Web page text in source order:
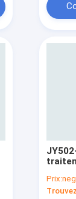
18/400
Prix: